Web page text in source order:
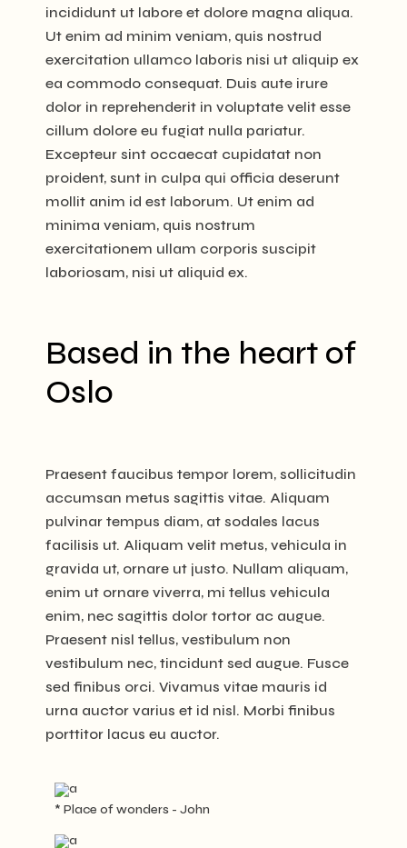
incididunt ut labore et dolore magna aliqua.
Ut enim ad minim veniam, quis nostrud
exercitation ullamco laboris nisi ut aliquip ex
ea commodo consequat. Duis aute irure
dolor in reprehenderit in voluptate velit esse
cillum dolore eu fugiat nulla pariatur.
Excepteur sint occaecat cupidatat non
proident, sunt in culpa qui officia deserunt
mollit anim id est laborum. Ut enim ad
minima veniam, quis nostrum
exercitationem ullam corporis suscipit
laboriosam, nisi ut aliquid ex.
Based in the heart of
Oslo
Praesent faucibus tempor lorem, sollicitudin
accumsan metus sagittis vitae. Aliquam
pulvinar tempus diam, at sodales lacus
facilisis ut. Aliquam velit metus, vehicula in
gravida ut, ornare ut justo. Nullam aliquam,
enim ut ornare viverra, mi tellus vehicula
enim, nec sagittis dolor tortor ac augue.
Praesent nisl tellus, vestibulum non
vestibulum nec, tincidunt sed augue. Fusce
sed finibus orci. Vivamus vitae mauris id
urna auctor varius et id nisl. Morbi finibus
porttitor lacus eu auctor.
* Place of wonders - John